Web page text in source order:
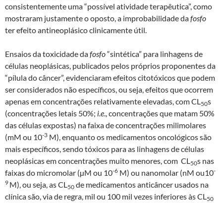
consistentemente uma “possível atividade terapêutica”, como
mostraram justamente o oposto, a improbabilidade dafosfo
ter efeito antineoplásico clinicamente útil.
Ensaios da toxicidade dafosfo“sintética” para linhagens de
células neoplásicas, publicados pelos próprios proponentes da
“pílula do câncer”, evidenciaram efeitos citotóxicos que podem
ser considerados não específicos, ou seja, efeitos que ocorrem
apenas em concentrações relativamente elevadas, com CL50s
(concentrações letais 50%; i.e., concentrações que matam 50%
das células expostas) na faixa de concentrações milimolares
(mM ou 10-3 M), enquanto os medicamentos oncológicos são
mais específicos, sendo tóxicos para as linhagens de células
neoplásicas em concentrações muito menores, com CL50s nas
faixas do micromolar (µM ou 10-6 M) ou nanomolar (nM ou10-
9 M), ou seja, as CL50 de medicamentos anticâncer usados na
clínica são, via de regra, mil ou 100 mil vezes inferiores às CL50